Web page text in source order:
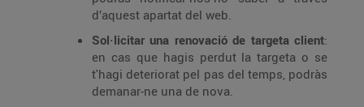
d’aquest apartat del web.
Sol·licitar una renovació de targeta client:
en cas que hagis perdut la targeta o se
t'hagi deteriorat pel pas del temps, podràs
demanar-ne una de nova.